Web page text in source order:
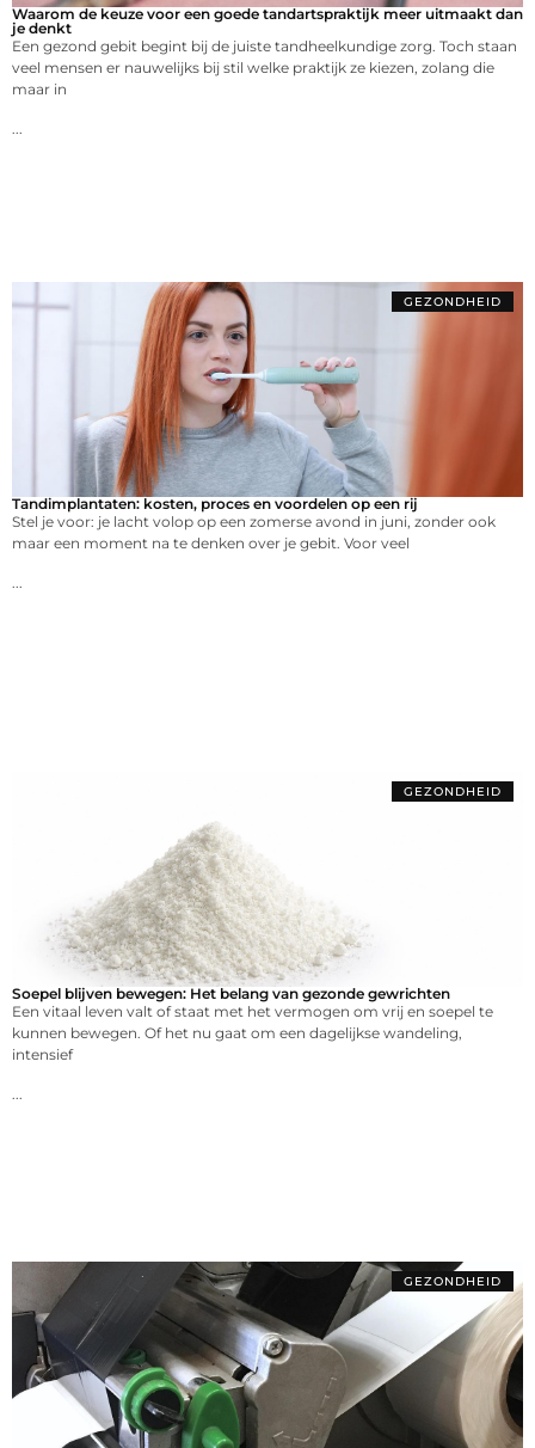
Waarom de keuze voor een goede tandartspraktijk meer uitmaakt dan
je denkt
Een gezond gebit begint bij de juiste tandheelkundige zorg. Toch staan
veel mensen er nauwelijks bij stil welke praktijk ze kiezen, zolang die
maar in
GEZONDHEID
Tandimplantaten: kosten, proces en voordelen op een rij
Stel je voor: je lacht volop op een zomerse avond in juni, zonder ook
maar een moment na te denken over je gebit. Voor veel
GEZONDHEID
Soepel blijven bewegen: Het belang van gezonde gewrichten
Een vitaal leven valt of staat met het vermogen om vrij en soepel te
kunnen bewegen. Of het nu gaat om een dagelijkse wandeling,
intensief
GEZONDHEID